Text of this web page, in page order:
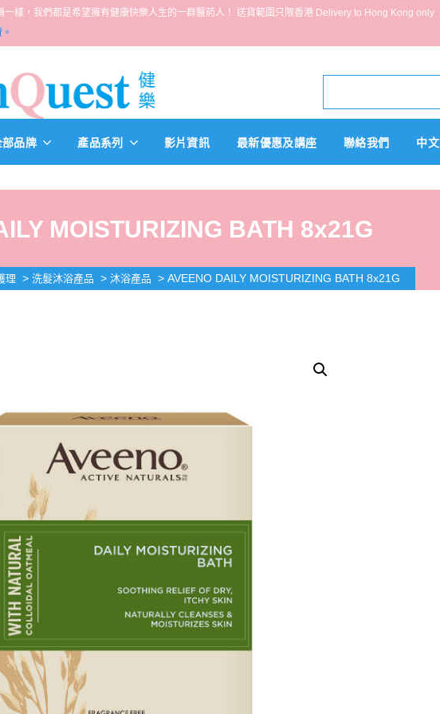
一樣，我們都是希望擁有健康快樂人生的一群醫葯人！ 送貨範圍只限香港 Delivery to Hong Kong only
部品牌 產品系列 影片資訊 最新優惠及講座 聯絡我們 中文
MOISTURIZING BATH 8x21G
理 > 洗髮沐浴產品 > 沐浴產品 > AVEENO DAILY MOISTURIZING BATH 8x21G